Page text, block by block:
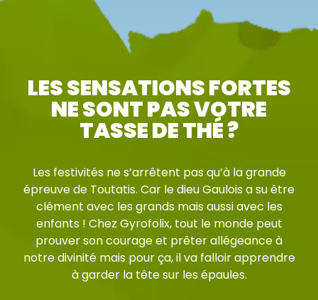
LES SENSATIONS FORTES
NE SONT PAS VOTRE
TASSE DE THÉ ?
Les festivités ne s’arrêtent pas qu’à la grande
épreuve de Toutatis. Car le dieu Gaulois a su être
clément avec les grands mais aussi avec les
enfants ! Chez Gyrofolix, tout le monde peut
prouver son courage et prêter allégeance à
notre divinité mais pour ça, il va falloir apprendre
à garder la tête sur les épaules.